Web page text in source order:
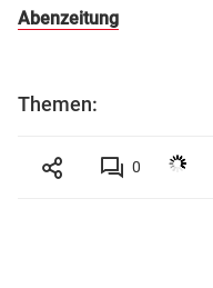
Abenzeitung
Themen:
0